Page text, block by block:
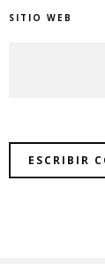
SITIO WEB